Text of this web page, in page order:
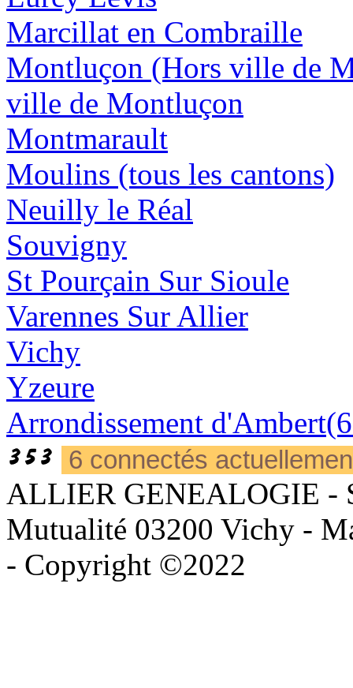
Marcillat en Combraille
Montluçon (Hors ville de
ville de Montluçon
Montmarault
Moulins (tous les cantons)
Neuilly le Réal
Souvigny
St Pourçain Sur Sioule
Varennes Sur Allier
Vichy
Yzeure
Arrondissement
6 connectés
ALLIER GENEALOGIE -
Mutualité 03200 Vichy -
- Copyright ©2022